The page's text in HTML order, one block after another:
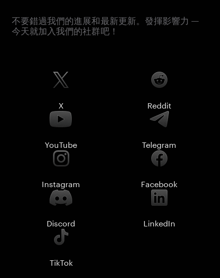
不要錯過我們的進展和最新更新。發揮影響力 —
今天就加入我們的社群吧！
X Reddit
YouTube Telegram
Instagram Facebook
Discord LinkedIn
TikTok